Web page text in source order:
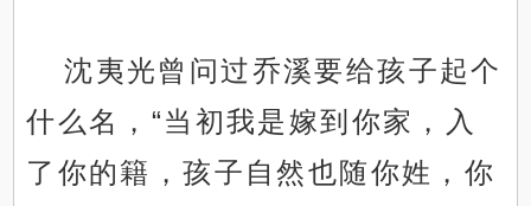
沈夷光曾问过乔溪要给孩子起个
什么名，“当初我是嫁到你家，入
了你的籍，孩子自然也随你姓，你